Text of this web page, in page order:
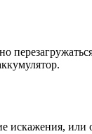
искажения, или